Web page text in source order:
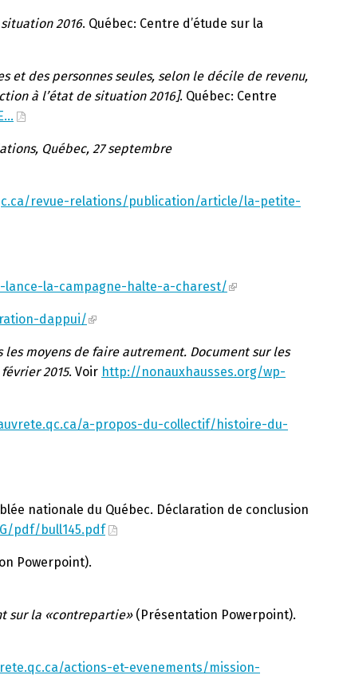
2016. Québec: Centre d’étude sur la
et des personnes seules, selon le décile de revenu,
à l’état de situation 2016]. Québec: Centre
Québec, 27 septembre
revue-relations/publication/article/la-petite-
la-campagne-halte-a-charest/
dappui/
moyens de faire autrement. Document sur les
2015. Voir http://nonauxhausses.org/wp-
a-propos-du-collectif/histoire-du-
nationale du Québec. Déclaration de conclusion
pdf/bull145.pdf
Powerpoint).
sur la «contrepartie»(Présentation Powerpoint).
actions-et-evenements/mission-